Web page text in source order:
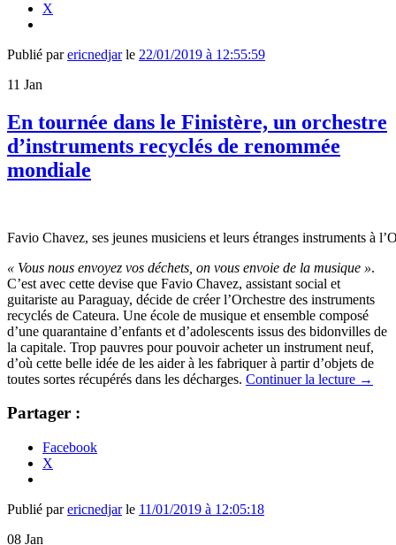
X
Publié parericnedjarle 22/01/2019 à 12:55:59
11 Jan
En tournée dans le Finistère, un orchestre
d’instruments recyclés de renommée
mondiale
Favio Chavez, ses jeunes musiciens et leurs étranges instruments à
« Vous nous envoyez vos déchets, on vous envoie de la musique ».
C’est avec cette devise que Favio Chavez, assistant social et
guitariste au Paraguay, décide de créer l’Orchestre des instruments
recyclés de Cateura. Une école de musique et ensemble composé
d’une quarantaine d’enfants et d’adolescents issus des bidonvilles de
la capitale. Trop pauvres pour pouvoir acheter un instrument neuf,
d’où cette belle idée de les aider à les fabriquer à partir d’objets de
toutes sortes récupérés dans les décharges. Continuer la lecture →
Partager :
Facebook
X
Publié parericnedjarle 11/01/2019 à 12:05:18
08 Jan